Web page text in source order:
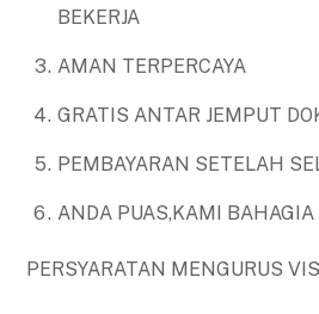
BEKERJA
AMAN TERPERCAYA
GRATIS ANTAR JEMPUT
PEMBAYARAN SETELAH
ANDA PUAS,KAMI
PERSYARATAN MENGURUS